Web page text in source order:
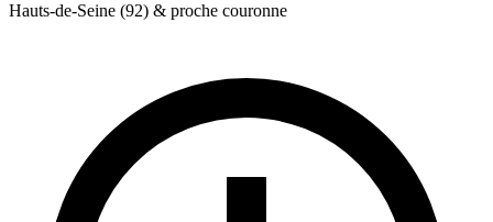
Hauts-de-Seine (92) & proche couronne